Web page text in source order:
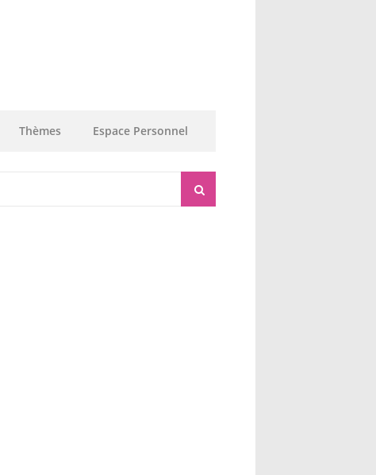
Thèmes Espace Personnel